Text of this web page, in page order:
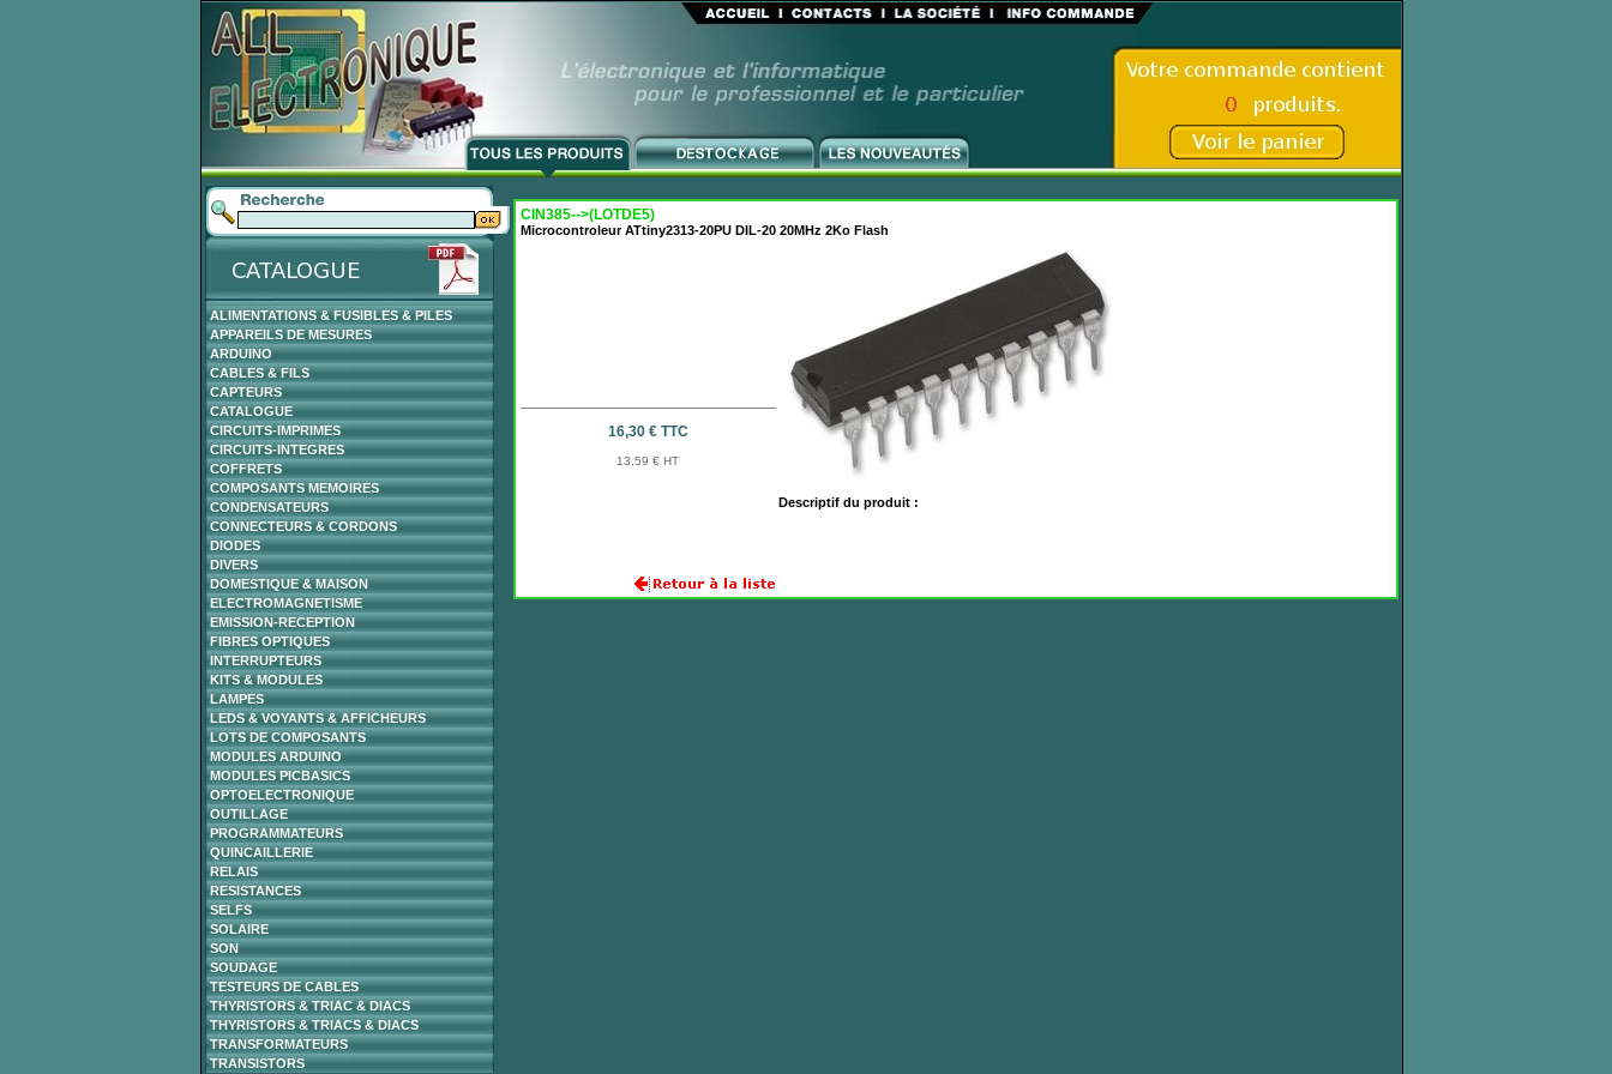
ALIMENTATIONS & FUSIBLES & PILES
APPAREILS DE MESURES
ARDUINO
CABLES & FILS
CAPTEURS
CATALOGUE
CIRCUITS-IMPRIMES
CIRCUITS-INTEGRES
COFFRETS
COMPOSANTS MEMOIRES
CONDENSATEURS
CONNECTEURS & CORDONS
DIODES
DIVERS
DOMESTIQUE & MAISON
ELECTROMAGNETISME
EMISSION-RECEPTION
FIBRES OPTIQUES
INTERRUPTEURS
KITS & MODULES
LAMPES
LEDS & VOYANTS & AFFICHEURS
LOTS DE COMPOSANTS
MODULES ARDUINO
MODULES PICBASICS
OPTOELECTRONIQUE
OUTILLAGE
PROGRAMMATEURS
QUINCAILLERIE
RELAIS
RESISTANCES
SELFS
SOLAIRE
SON
SOUDAGE
TESTEURS DE CABLES
THYRISTORS & TRIAC & DIACS
THYRISTORS & TRIACS & DIACS
TRANSFORMATEURS
TRANSISTORS
CIN385-->(LOTDE5)
Microcontroleur ATtiny2313-20PU DIL-20 20MHz 2Ko Flash
16,30 € TTC
13,59 € HT
Descriptif du produit :